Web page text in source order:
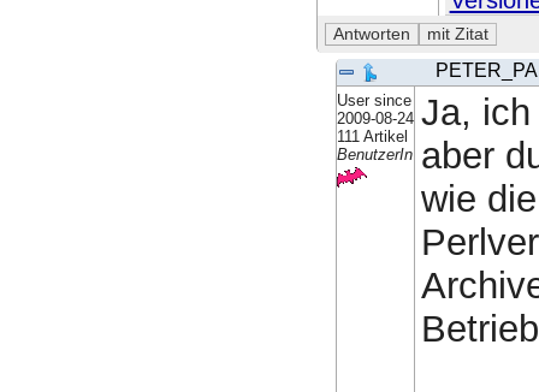
User since
2009-08-24
111 Artikel
BenutzerIn
Ja,
aber
wie